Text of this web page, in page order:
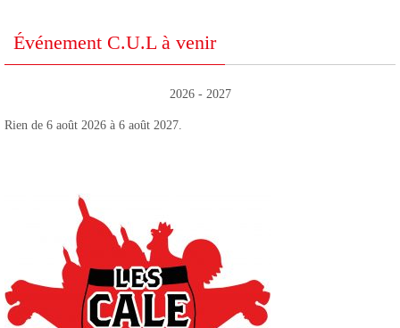
Événement C.U.L à venir
2026 - 2027
Rien de 6 août 2026 à 6 août 2027.